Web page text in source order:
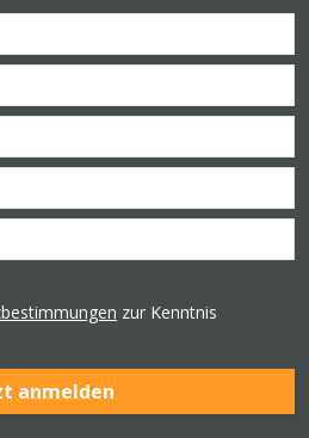
zur Kenntnis
anmelden